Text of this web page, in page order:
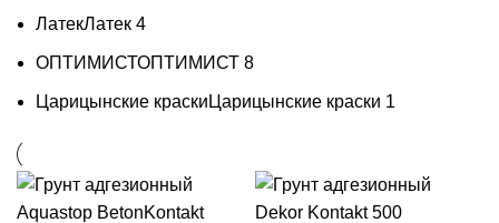
ЛатекЛатек 4
ОПТИМИСТОПТИМИСТ 8
Царицынские краски Царицынские краски 1